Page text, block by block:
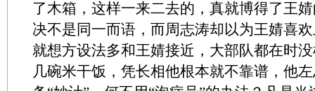
了木箱，这样一来二去的，真就博得了王
决不是同一而语，而周志涛却以为王婧喜
就想方设法多和王婧接近，大部队都在时
几碗米干饭，凭长相他根本就不靠谱，他